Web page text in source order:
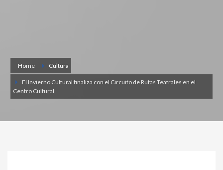
Home Cultura
El Invierno Cultural finaliza con el Circuito de Rutas Teatrales en el
Centro Cultural